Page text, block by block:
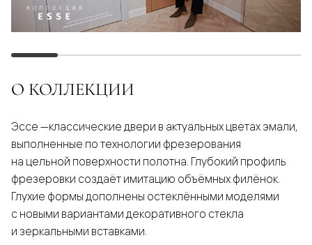
О КОЛЛЕКЦИИ
Эссе —классические двери в актуальных цветах эмали,
выполненные по технологии фрезерования
на цельной поверхности полотна. Глубокий профиль
фрезеровки создаёт имитацию объёмных филёнок.
Глухие формы дополнены остеклёнными моделями
с новыми вариантами декоративного стекла
и зеркальными вставками.